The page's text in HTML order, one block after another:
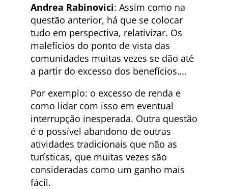
Andrea Rabinovici: Assim como na
questão anterior, há que se colocar
tudo em perspectiva, relativizar. Os
malefícios do ponto de vista das
comunidades muitas vezes se dão até
a partir do excesso dos benefícios….
Por exemplo: o excesso de renda e
como lidar com isso em eventual
interrupção inesperada. Outra questão
é o possível abandono de outras
atividades tradicionais que não as
turísticas, que muitas vezes são
consideradas como um ganho mais
fácil.